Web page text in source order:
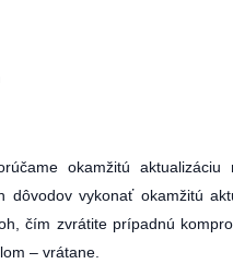
okamžitú
vykonať okamžitú
čím zvrátite prípadnú
– vrátane.